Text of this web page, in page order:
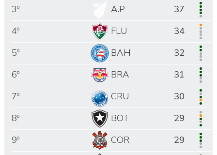
3º
A.P
37
4º
FLU
34
5º
BAH
32
6º
BRA
31
7º
CRU
30
8º
BOT
29
9º
COR
29